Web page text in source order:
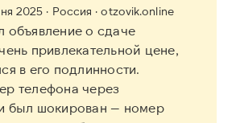
2025 · Россия · otzovik.online
объявление о сдаче
привлекательной цене,
в его подлинности.
телефона через
был шокирован — номер